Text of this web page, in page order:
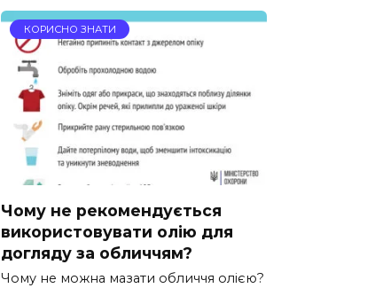
КОРИСНО ЗНАТИ
Чому не рекомендується
використовувати олію для
догляду за обличчям?
Чому не можна мазати обличчя олією?